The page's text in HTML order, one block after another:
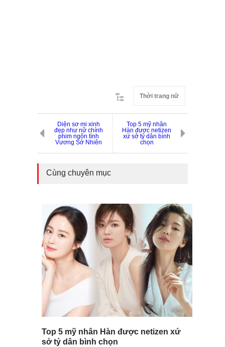
Thời trang nữ
Diện sơ mi xinh
đẹp như nữ chính
phim ngôn tình
Vương Sở Nhiên
Top 5 mỹ nhân
Hàn được netizen
xứ sở tỷ dân bình
chọn
Cùng chuyên mục
Top 5 mỹ nhân Hàn được netizen xứ
sở tỷ dân bình chọn